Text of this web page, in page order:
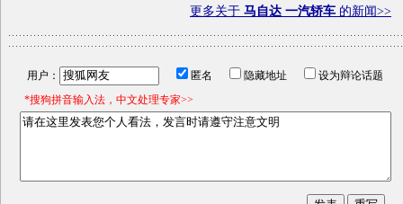
更多关于 马自达 一汽轿车 的新闻>>
用户： 匿名 隐藏地址
设为辩论话题
*搜狗拼音输入法，中文处理专家>>